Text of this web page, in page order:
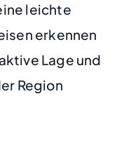
leichte
erkennen
Lage und
Region